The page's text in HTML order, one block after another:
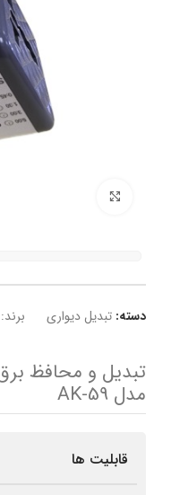
دسته: تبدیل دیواری برند:
مدل AK-59
قابلیت ها